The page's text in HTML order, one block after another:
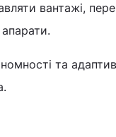
вантажі,
апарати.
та